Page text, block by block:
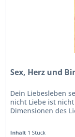
Sex, Herz und
Dein Liebesleben
nicht Liebe ist
Dimensionen des
Inhalt 1 Stück